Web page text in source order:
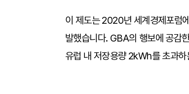
이 제도는 2020년 세계경제포럼
발했습니다. GBA의 행보에 공감
유럽 내 저장용량 2kWh를 초과